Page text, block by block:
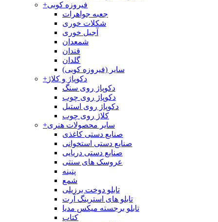
+فیروزه کوبی
جعبه جواهرات
شکلات خوری
آجیل خوری
شمعدان
قندان
گلدان
سایر (فیروزه کوبی)
+دکوپاژ و کلاژ
دکوپاژ روی سنگ
دکوپاژ روی چوب
دکوپاژ روی استیل
کلاژ روی چوب
+سایر محصولات هنری
صنایع دستی کاغذی
صنایع دستی استخوانی
صنایع دستی دریایی
عروسک های سنتی
پتینه
شمع
تابلو دوخت برزیلی
تابلو های استرینگ آرت
تابلو برجسته میکس مدیا
کتاب